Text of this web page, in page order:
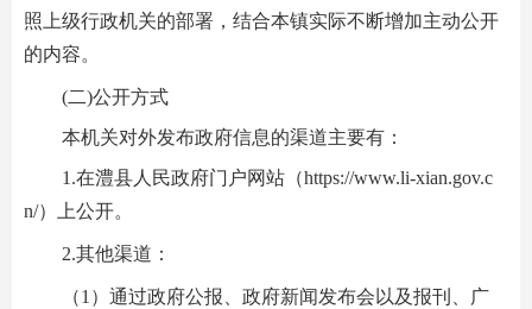
照上级行政机关的部署，结合本镇实际不断增加主动公开
的内容。
(二)公开方式
本机关对外发布政府信息的渠道主要有：
1.在澧县人民政府门户网站（https://www.li-xian.gov.c
n/）上公开。
2.其他渠道：
（1）通过政府公报、政府新闻发布会以及报刊、广